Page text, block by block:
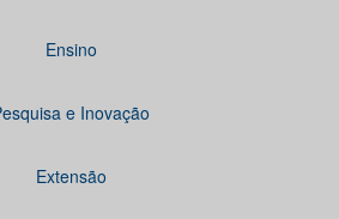
Ensino
e Inovação
Extensão